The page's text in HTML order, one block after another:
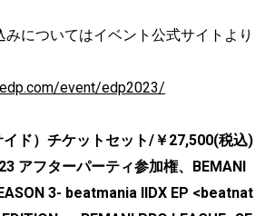
についてはイベント公式サイトより
event/edp2023/
ド）チケットセット/￥27,500(税込)
アフターパーティ参加権、BEMANI
3- beatmania IIDX EP <beatnat